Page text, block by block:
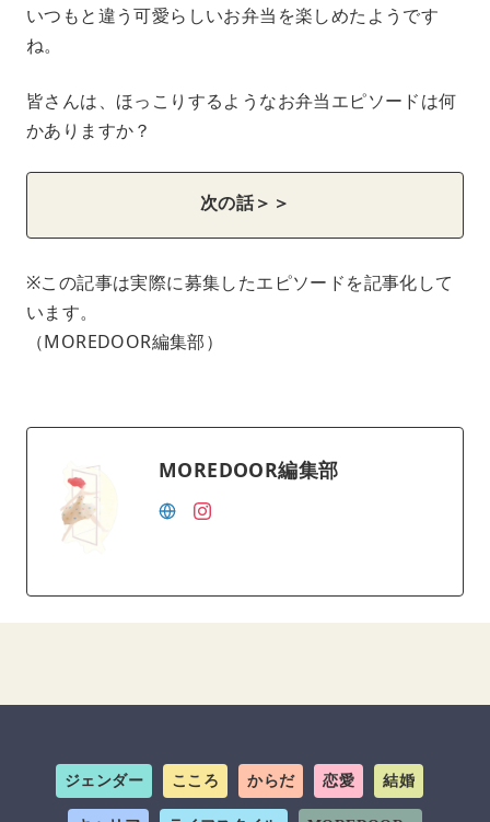
いつもと違う可愛らしいお弁当を楽しめたようです
ね。
皆さんは、ほっこりするようなお弁当エピソードは何
かありますか？
次の話＞＞
※この記事は実際に募集したエピソードを記事化して
います。
（MOREDOOR編集部）
MOREDOOR編集部
ジェンダー こころ からだ 恋愛 結婚